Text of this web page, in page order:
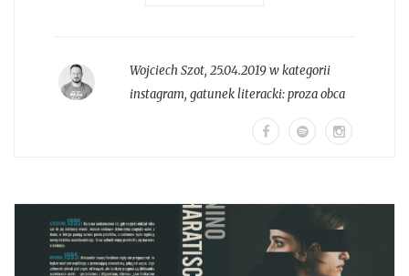
Wojciech Szot, 25.04.2019 w kategorii
instagram, gatunek literacki:proza obca